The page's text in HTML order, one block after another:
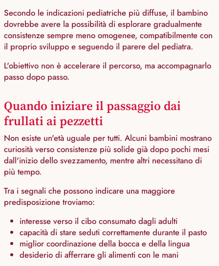
Secondo le indicazioni pediatriche più diffuse, il bambino
dovrebbe avere la possibilità di esplorare gradualmente
consistenze sempre meno omogenee, compatibilmente con
il proprio sviluppo e seguendo il parere del pediatra.
L'obiettivo non è accelerare il percorso, ma accompagnarlo
passo dopo passo.
Quando iniziare il passaggio dai
frullati ai pezzetti
Non esiste un'età uguale per tutti. Alcuni bambini mostrano
curiosità verso consistenze più solide già dopo pochi mesi
dall'inizio dello svezzamento, mentre altri necessitano di
più tempo.
Tra i segnali che possono indicare una maggiore
predisposizione troviamo:
interesse verso il cibo consumato dagli adulti
capacità di stare seduti correttamente durante il pasto
miglior coordinazione della bocca e della lingua
desiderio di afferrare gli alimenti con le mani